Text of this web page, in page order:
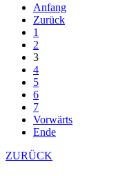
Anfang
Zurück
1
2
3
4
5
6
7
Vorwärts
Ende
ZURÜCK